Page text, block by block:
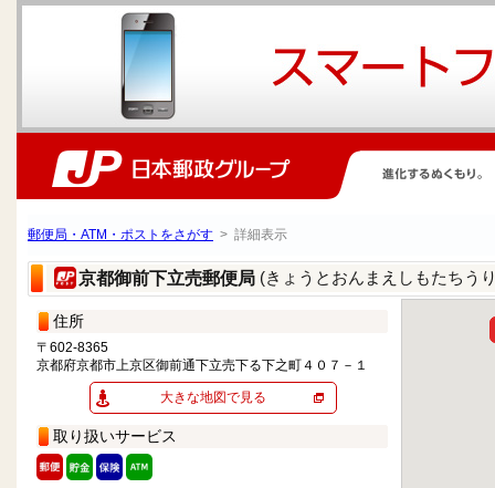
郵便局・ATM・ポストをさがす > 詳細表示
京都御前下立売郵便局 (きょうとおんまえしもたちう
住所
〒602-8365
京都府京都市上京区御前通下立売下る下之町４０７－１
大きな地図で見る
取り扱いサービス